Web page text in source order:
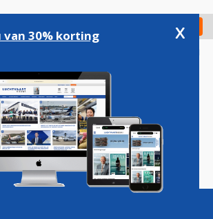
Check in
Podcasts Vacatures
van 30% korting x